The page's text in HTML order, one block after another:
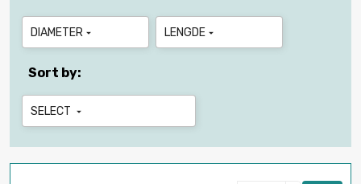
DIAMETER  LENGDE 
Sort by:
SELECT 